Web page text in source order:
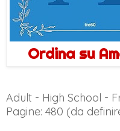
Ordina su
Adult - High School -
Pagine: 480 (da